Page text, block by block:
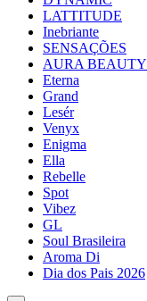
LATTITUDE
Inebriante
SENSAÇÕES
AURA BEAUTY
Eterna
Grand
Lesér
Venyx
Enigma
Ella
Rebelle
Spot
Vibez
GL
Soul Brasileira
Aroma Di
Dia dos Pais 2026